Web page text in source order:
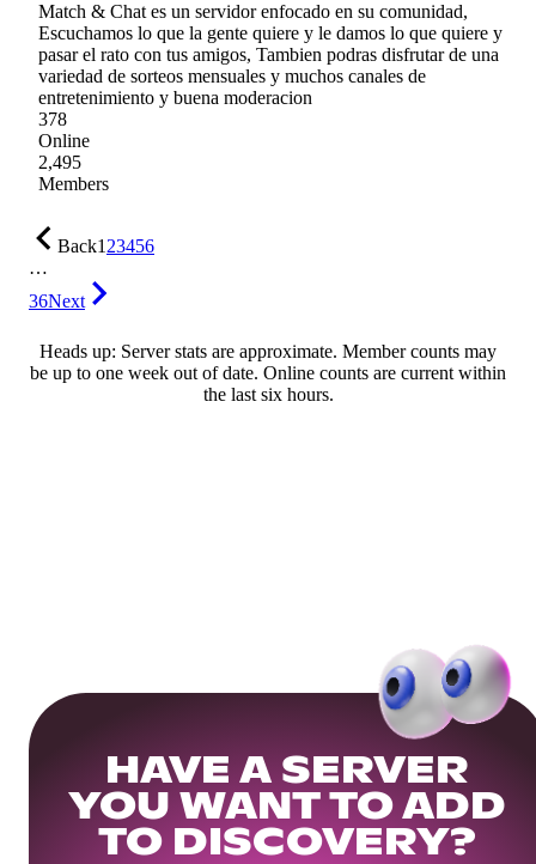
Match & Chat es un servidor enfocado en su comunidad,
Escuchamos lo que la gente quiere y le damos lo que quiere y
pasar el rato con tus amigos, Tambien podras disfrutar de una
variedad de sorteos mensuales y muchos canales de
entretenimiento y buena moderacion
378
Online
2,495
Members
Back123456
…
36Next
Heads up: Server stats are approximate. Member counts may
be up to one week out of date. Online counts are current within
the last six hours.
HAVE A SERVER
YOU WANT TO ADD
TO DISCOVERY?